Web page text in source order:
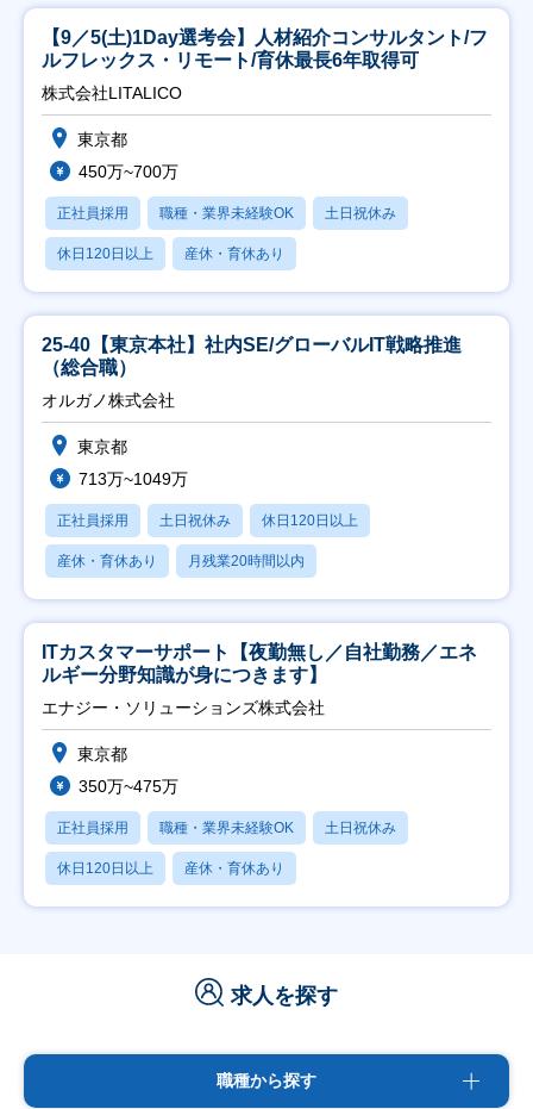
【9／5(土)1Day選考会】人材紹介コンサルタント/フ
ルフレックス・リモート/育休最長6年取得可
株式会社LITALICO
東京都
450万~700万
正社員採用 職種・業界未経験OK 土日祝休み
休日120日以上 産休・育休あり
25-40【東京本社】社内SE/グローバルIT戦略推進
（総合職）
オルガノ株式会社
東京都
713万~1049万
正社員採用 土日祝休み 休日120日以上
産休・育休あり 月残業20時間以内
ITカスタマーサポート【夜勤無し／自社勤務／エネ
ルギー分野知識が身につきます】
エナジー・ソリューションズ株式会社
東京都
350万~475万
正社員採用 職種・業界未経験OK 土日祝休み
休日120日以上 産休・育休あり
求人を探す
職種から探す